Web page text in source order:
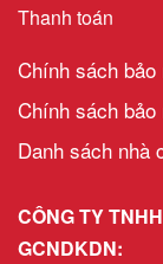
Thanh toán
Chính sách
Chính sách
Danh sách nhà
CÔNG TY
GCNDKDN: